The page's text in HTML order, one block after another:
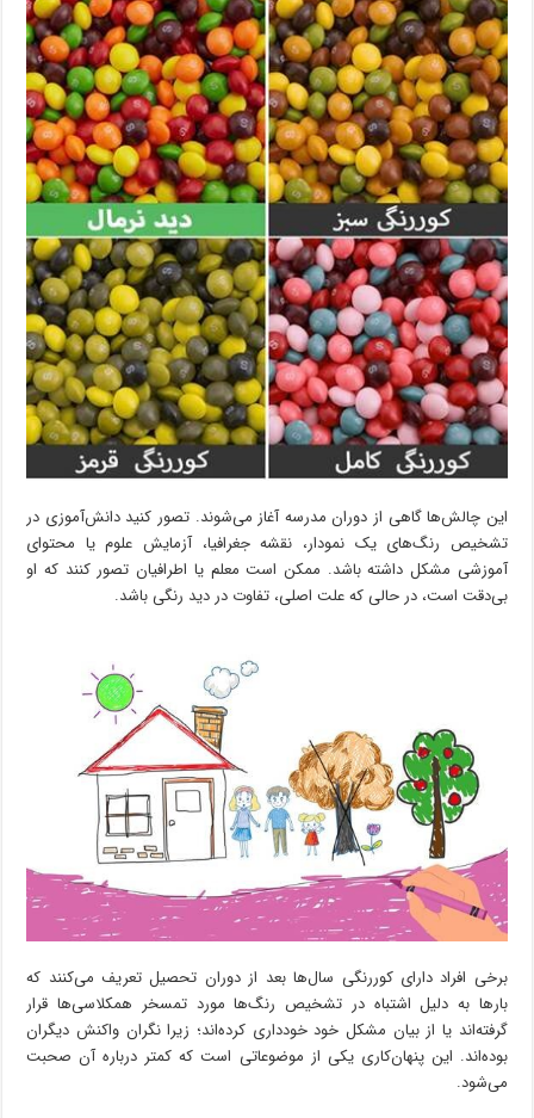
این چالش‌ها گاهی از دوران مدرسه آغاز می‌شوند. تصور کنید دانش‌آموزی در
تشخیص رنگ‌های یک نمودار، نقشه جغرافیا، آزمایش علوم یا محتوای
آموزشی مشکل داشته باشد. ممکن است معلم یا اطرافیان تصور کنند که او
بی‌دقت است، در حالی که علت اصلی، تفاوت در دید رنگی باشد.
برخی افراد دارای کوررنگی سال‌ها بعد از دوران تحصیل تعریف می‌کنند که
بارها به دلیل اشتباه در تشخیص رنگ‌ها مورد تمسخر همکلاسی‌ها قرار
گرفته‌اند یا از بیان مشکل خود خودداری کرده‌اند؛ زیرا نگران واکنش دیگران
بوده‌اند. این پنهان‌کاری یکی از موضوعاتی است که کمتر درباره آن صحبت
می‌شود.